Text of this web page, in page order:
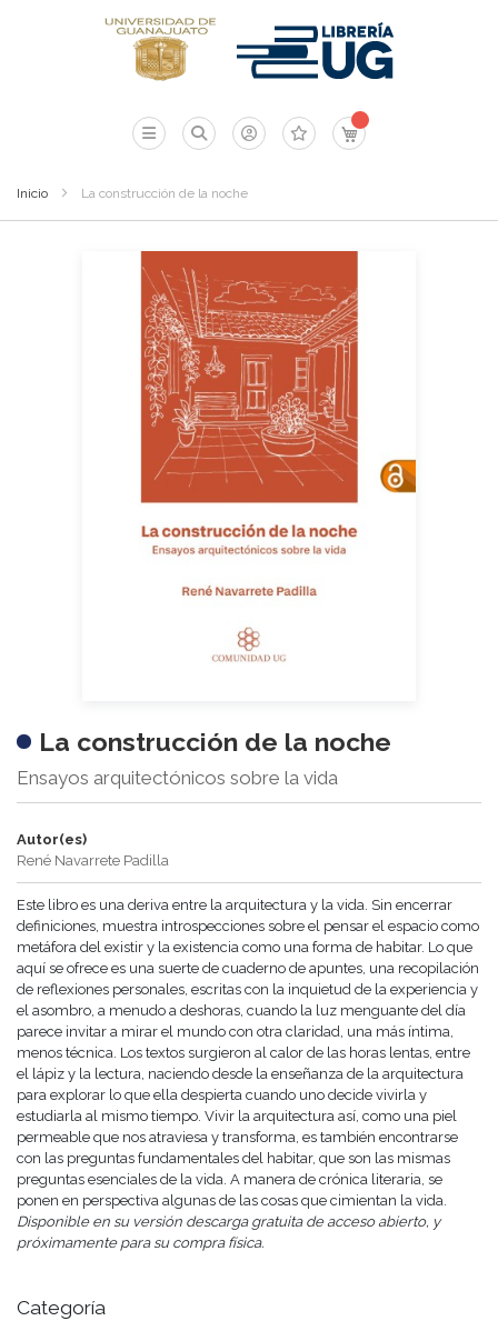
Mi carrito
Inicio La construcción de la noche
La construcción de la noche
Ensayos arquitectónicos sobre la vida
Autor(es)
René Navarrete Padilla
Este libro es una deriva entre la arquitectura y la vida. Sin encerrar
definiciones, muestra introspecciones sobre el pensar el espacio como
metáfora del existir y la existencia como una forma de habitar. Lo que
aquí se ofrece es una suerte de cuaderno de apuntes, una recopilación
de reflexiones personales, escritas con la inquietud de la experiencia y
el asombro, a menudo a deshoras, cuando la luz menguante del día
parece invitar a mirar el mundo con otra claridad, una más íntima,
menos técnica. Los textos surgieron al calor de las horas lentas, entre
el lápiz y la lectura, naciendo desde la enseñanza de la arquitectura
para explorar lo que ella despierta cuando uno decide vivirla y
estudiarla al mismo tiempo. Vivir la arquitectura así, como una piel
permeable que nos atraviesa y transforma, es también encontrarse
con las preguntas fundamentales del habitar, que son las mismas
preguntas esenciales de la vida. A manera de crónica literaria, se
ponen en perspectiva algunas de las cosas que cimientan la vida.
Disponible en su versión descarga gratuita de acceso abierto, y
próximamente para su compra física.
Categoría